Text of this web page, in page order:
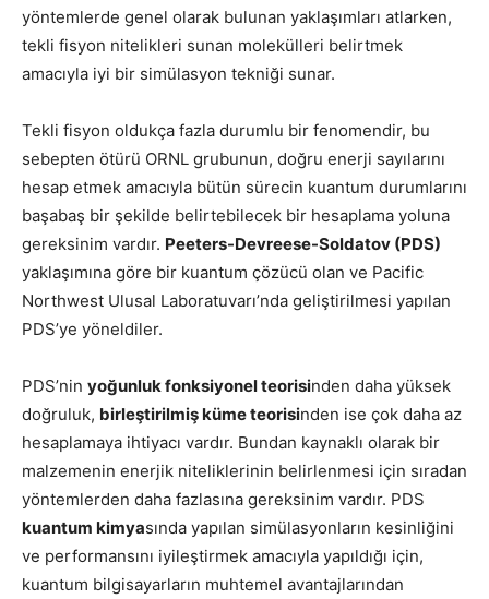
yöntemlerde genel olarak bulunan yaklaşımları atlarken,
tekli fisyon nitelikleri sunan molekülleri belirtmek
amacıyla iyi bir simülasyon tekniği sunar.
Tekli fisyon oldukça fazla durumlu bir fenomendir, bu
sebepten ötürü ORNL grubunun, doğru enerji sayılarını
hesap etmek amacıyla bütün sürecin kuantum durumlarını
başabaş bir şekilde belirtebilecek bir hesaplama yoluna
gereksinim vardır. Peeters-Devreese-Soldatov (PDS)
yaklaşımına göre bir kuantum çözücü olan ve Pacific
Northwest Ulusal Laboratuvarı’nda geliştirilmesi yapılan
PDS’ye yöneldiler.
PDS’nin yoğunluk fonksiyonel teorisinden daha yüksek
doğruluk, birleştirilmiş küme teorisinden ise çok daha az
hesaplamaya ihtiyacı vardır. Bundan kaynaklı olarak bir
malzemenin enerjik niteliklerinin belirlenmesi için sıradan
yöntemlerden daha fazlasına gereksinim vardır. PDS
kuantum kimyasında yapılan simülasyonların kesinliğini
ve performansını iyileştirmek amacıyla yapıldığı için,
kuantum bilgisayarların muhtemel avantajlarından